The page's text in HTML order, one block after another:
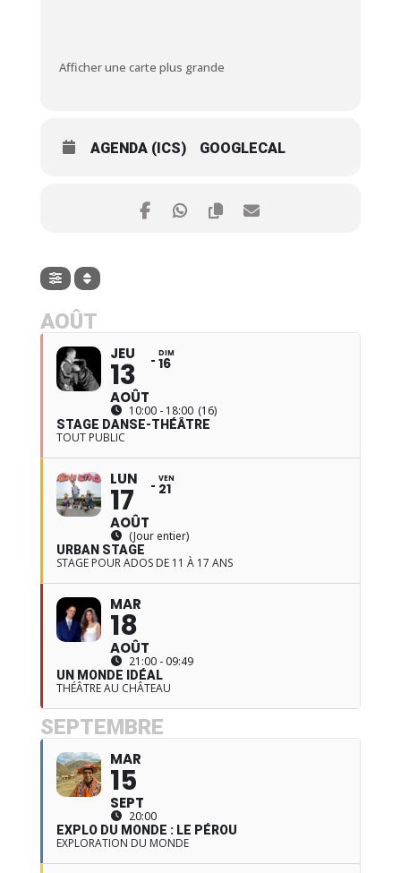
Afficher une carte plus grande
AGENDA (ICS) GOOGLECAL
AOÛT
JEU
13
AOÛT
DIM
16
10:00 - 18:00 (16)
STAGE DANSE-THÉÂTRE
TOUT PUBLIC
LUN
17
AOÛT
VEN
21
(Jour entier)
URBAN STAGE
STAGE POUR ADOS DE 11 À 17 ANS
MAR
18
AOÛT
21:00 - 09:49
UN MONDE IDÉAL
THÉÂTRE AU CHÂTEAU
SEPTEMBRE
MAR
15
SEPT
20:00
EXPLO DU MONDE : LE PÉROU
EXPLORATION DU MONDE